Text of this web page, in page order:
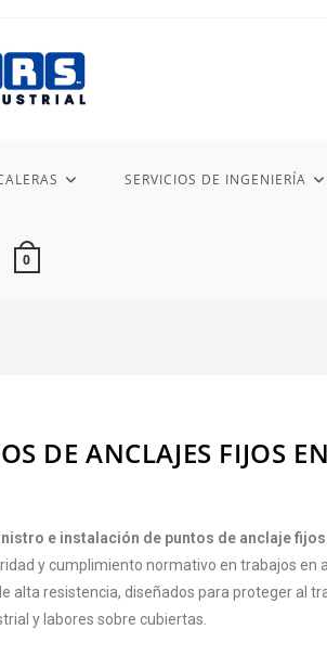
SERVICIOS DE INGENIERÍA
0
DE ANCLAJES FIJOS
e instalación de puntos de anclaje
y cumplimiento normativo en trabajos en
alta resistencia, diseñados para proteger al
y labores sobre cubiertas.